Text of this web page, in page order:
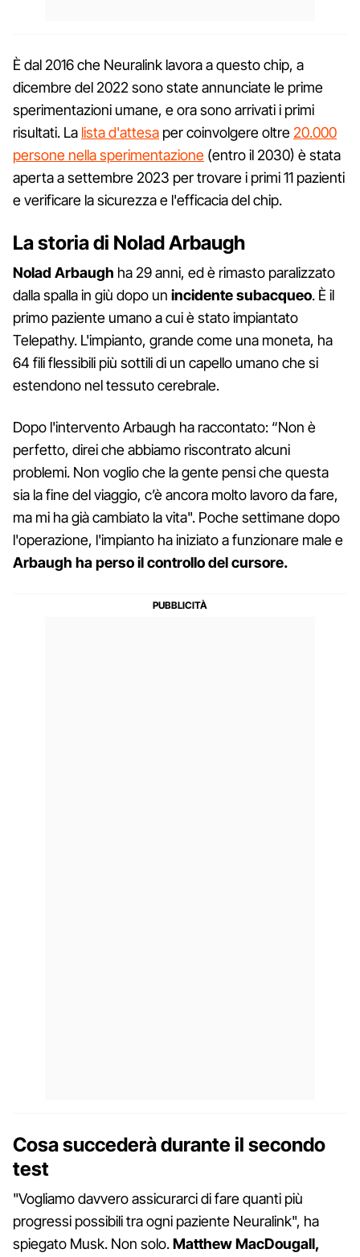
È dal 2016 che Neuralink lavora a questo chip, a
dicembre del 2022 sono state annunciate le prime
sperimentazioni umane, e ora sono arrivati i primi
risultati. La lista d'attesa per coinvolgere oltre 20.000
persone nella sperimentazione (entro il 2030) è stata
aperta a settembre 2023 per trovare i primi 11 pazienti
e verificare la sicurezza e l'efficacia del chip.
La storia di Nolad Arbaugh
Nolad Arbaugh ha 29 anni, ed è rimasto paralizzato
dalla spalla in giù dopo un incidente subacqueo. È il
primo paziente umano a cui è stato impiantato
Telepathy. L'impianto, grande come una moneta, ha
64 fili flessibili più sottili di un capello umano che si
estendono nel tessuto cerebrale.
Dopo l'intervento Arbaugh ha raccontato: “Non è
perfetto, direi che abbiamo riscontrato alcuni
problemi. Non voglio che la gente pensi che questa
sia la fine del viaggio, c’è ancora molto lavoro da fare,
ma mi ha già cambiato la vita". Poche settimane dopo
l'operazione, l'impianto ha iniziato a funzionare male e
Arbaugh ha perso il controllo del cursore.
Cosa succederà durante il secondo
test
"Vogliamo davvero assicurarci di fare quanti più
progressi possibili tra ogni paziente Neuralink", ha
spiegato Musk. Non solo.Matthew MacDougall,